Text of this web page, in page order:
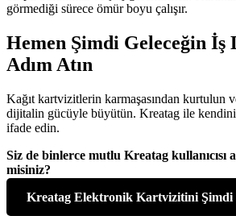
görmediği sürece ömür boyu çalışır.
Hemen Şimdi Geleceğin İş
Adım Atın
Kağıt kartvizitlerin karmaşasından kurtulun
dijitalin gücüyle büyütün. Kreatag ile
ifade edin.
Siz de binlerce mutlu Kreatag kullanıcısı
misiniz?
Kreatag Elektronik Kartvizitini Şimdi